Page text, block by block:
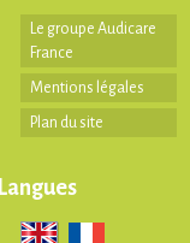
Le groupe Audicare
France
Mentions légales
Plan du site
Langues